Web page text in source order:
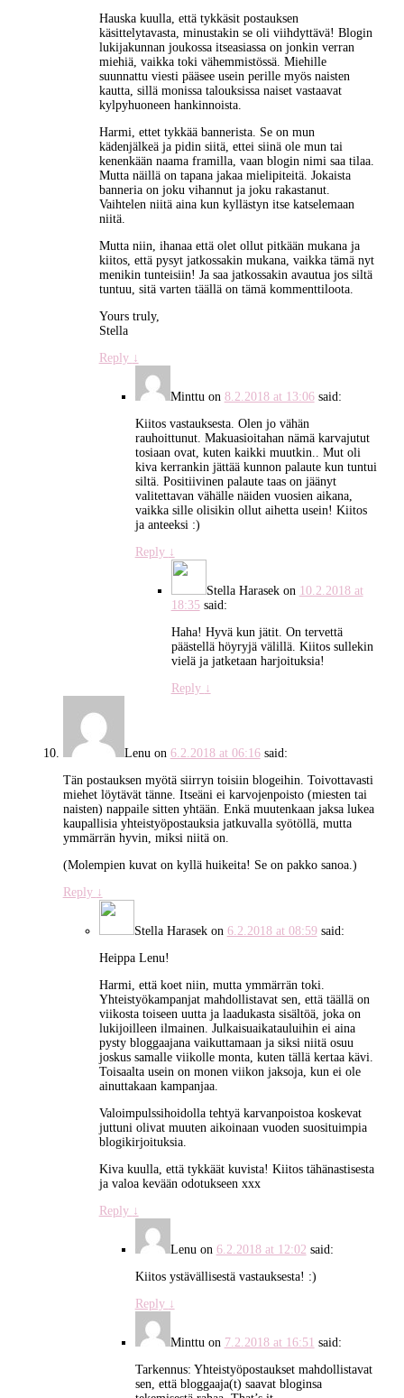
Hauska kuulla, että tykkäsit postauksen
käsittelytavasta, minustakin se oli viihdyttävä! Blogin
lukijakunnan joukossa itseasiassa on jonkin verran
miehiä, vaikka toki vähemmistössä. Miehille
suunnattu viesti pääsee usein perille myös naisten
kautta, sillä monissa talouksissa naiset vastaavat
kylpyhuoneen hankinnoista.
Harmi, ettet tykkää bannerista. Se on mun
kädenjälkeä ja pidin siitä, ettei siinä ole mun tai
kenenkään naama framilla, vaan blogin nimi saa tilaa.
Mutta näillä on tapana jakaa mielipiteitä. Jokaista
banneria on joku vihannut ja joku rakastanut.
Vaihtelen niitä aina kun kyllästyn itse katselemaan
niitä.
Mutta niin, ihanaa että olet ollut pitkään mukana ja
kiitos, että pysyt jatkossakin mukana, vaikka tämä nyt
menikin tunteisiin! Ja saa jatkossakin avautua jos siltä
tuntuu, sitä varten täällä on tämä kommenttiloota.
Yours truly,
Stella
Reply ↓
Minttuon 8.2.2018 at 13:06 said:
Kiitos vastauksesta. Olen jo vähän
rauhoittunut. Makuasioitahan nämä karvajutut
tosiaan ovat, kuten kaikki muutkin.. Mut oli
kiva kerrankin jättää kunnon palaute kun tuntui
siltä. Positiivinen palaute taas on jäänyt
valitettavan vähälle näiden vuosien aikana,
vaikka sille olisikin ollut aihetta usein! Kiitos
ja anteeksi :)
Reply ↓
Stella Harasekon 10.2.2018 at
18:35 said:
Haha! Hyvä kun jätit. On tervettä
päästellä höyryjä välillä. Kiitos sullekin
vielä ja jatketaan harjoituksia!
Reply ↓
Lenuon 6.2.2018 at 06:16 said:
Tän postauksen myötä siirryn toisiin blogeihin. Toivottavasti
miehet löytävät tänne. Itseäni ei karvojenpoisto (miesten tai
naisten) nappaile sitten yhtään. Enkä muutenkaan jaksa lukea
kaupallisia yhteistyöpostauksia jatkuvalla syötöllä, mutta
ymmärrän hyvin, miksi niitä on.
(Molempien kuvat on kyllä huikeita! Se on pakko sanoa.)
Reply ↓
Stella Harasekon 6.2.2018 at 08:59 said:
Heippa Lenu!
Harmi, että koet niin, mutta ymmärrän toki.
Yhteistyökampanjat mahdollistavat sen, että täällä on
viikosta toiseen uutta ja laadukasta sisältöä, joka on
lukijoilleen ilmainen. Julkaisuaikatauluihin ei aina
pysty bloggaajana vaikuttamaan ja siksi niitä osuu
joskus samalle viikolle monta, kuten tällä kertaa kävi.
Toisaalta usein on monen viikon jaksoja, kun ei ole
ainuttakaan kampanjaa.
Valoimpulssihoidolla tehtyä karvanpoistoa koskevat
juttuni olivat muuten aikoinaan vuoden suosituimpia
blogikirjoituksia.
Kiva kuulla, että tykkäät kuvista! Kiitos tähänastisesta
ja valoa kevään odotukseen xxx
Reply ↓
Lenuon 6.2.2018 at 12:02 said:
Kiitos ystävällisestä vastauksesta! :)
Reply ↓
Minttuon 7.2.2018 at 16:51 said:
Tarkennus: Yhteistyöpostaukset mahdollistavat
sen, että bloggaaja(t) saavat bloginsa